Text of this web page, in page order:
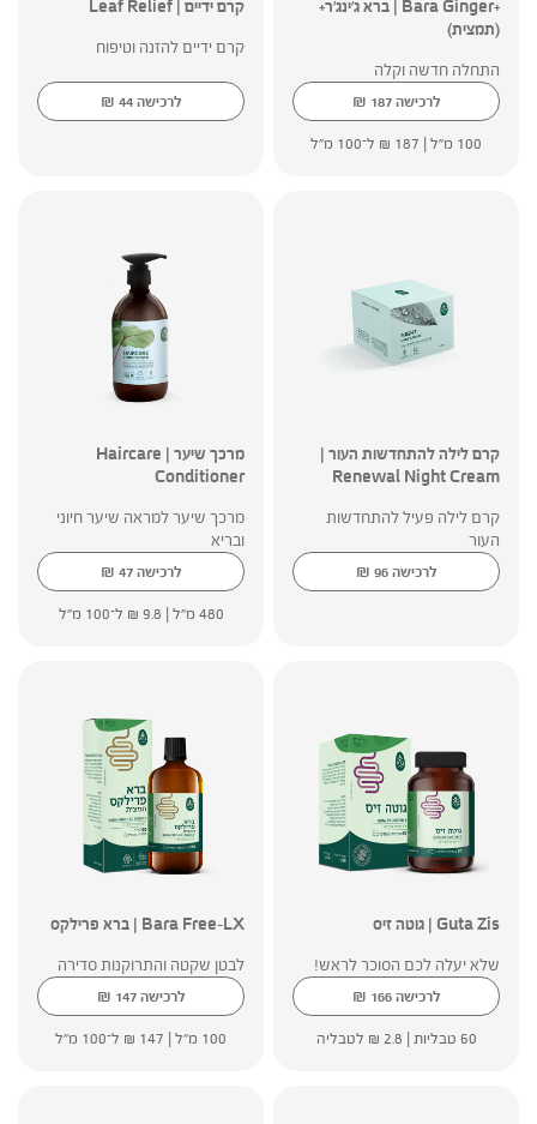
+Bara Ginger | ברא ג'ינג'ר+
(תמצית)
התחלה חדשה וקלה
לרכישה ₪ 187
100 מ"ל | ₪ 187 ל־100 מ"ל
קרם ידיים | Leaf Relief
קרם ידיים להזנה וטיפוח
לרכישה ₪ 44
קרם לילה להתחדשות העור |
Renewal Night Cream
קרם לילה פעיל להתחדשות
העור
לרכישה ₪ 96
מרכך שיער | Haircare
Conditioner
מרכך שיער למראה שיער חיוני
ובריא
לרכישה ₪ 47
480 מ"ל | ₪ 9.8 ל־100 מ"ל
Guta Zis | גוטה זיס
שלא יעלה לכם הסוכר לראש!
לרכישה ₪ 166
60 טבליות | ₪ 2.8 לטבליה
Bara Free-LX | ברא פרילקס
לבטן שקטה והתרוקנות סדירה
לרכישה ₪ 147
100 מ"ל | ₪ 147 ל־100 מ"ל